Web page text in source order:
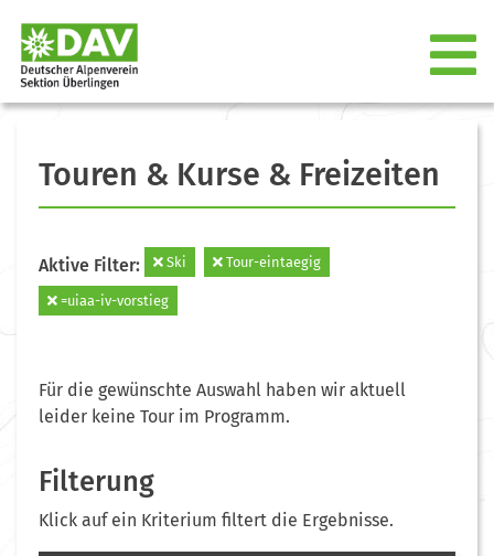
Touren & Kurse & Freizeiten
Aktive Filter: Ski Tour-eintaegig
=uiaa-iv-vorstieg
Für die gewünschte Auswahl haben wir aktuell
leider keine Tour im Programm.
Filterung
Klick auf ein Kriterium filtert die Ergebnisse.